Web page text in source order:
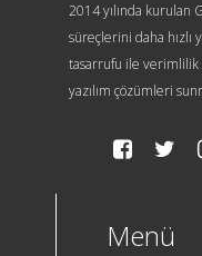
2014 yılında kurulan
süreçlerini daha
tasarrufu ile
yazılım çözümleri
Menü